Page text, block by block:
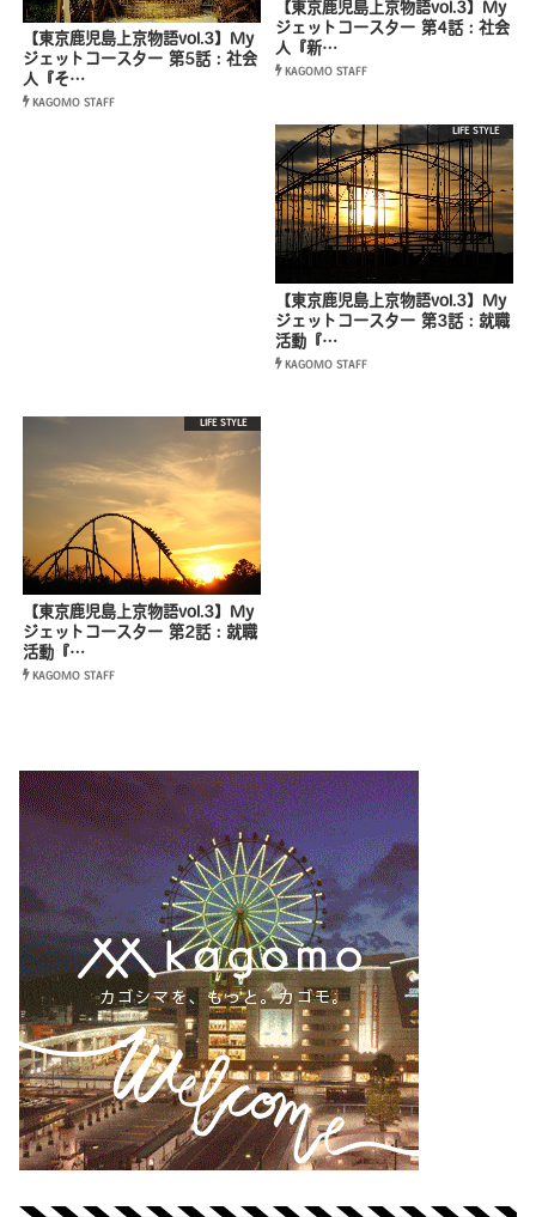
【東京鹿児島上京物語vol.3】My
ジェットコースター 第5話：社会
人『そ…
KAGOMO STAFF
【東京鹿児島上京物語vol.3】My
ジェットコースター 第4話：社会
人『新…
KAGOMO STAFF
LIFE STYLE
【東京鹿児島上京物語vol.3】My
ジェットコースター 第3話：就職
活動『…
KAGOMO STAFF
LIFE STYLE
【東京鹿児島上京物語vol.3】My
ジェットコースター 第2話：就職
活動『…
KAGOMO STAFF